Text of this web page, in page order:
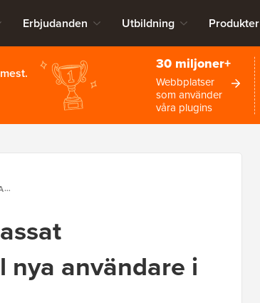
Erbjudanden Utbildning Produkter
30 miljoner+
Webbplatser
som använder
våra plugins
användare i